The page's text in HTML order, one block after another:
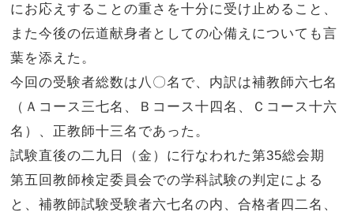
にお応えすることの重さを十分に受け止めること、
また今後の伝道献身者としての心備えについても言
葉を添えた。
今回の受験者総数は八〇名で、内訳は補教師六七名
（Ａコース三七名、Ｂコース十四名、Ｃコース十六
名）、正教師十三名であった。
試験直後の二九日（金）に行なわれた第35総会期
第五回教師検定委員会での学科試験の判定による
と、補教師試験受験者六七名の内、合格者四二名、